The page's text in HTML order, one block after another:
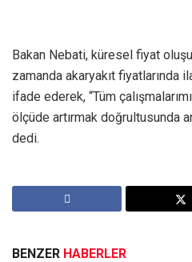
Bakan Nebati, küresel fiyat
zamanda akaryakıt fiyatlarında
ifade ederek, “Tüm
ölçüde artırmak doğrultusunda
dedi.
BENZER HABERLER